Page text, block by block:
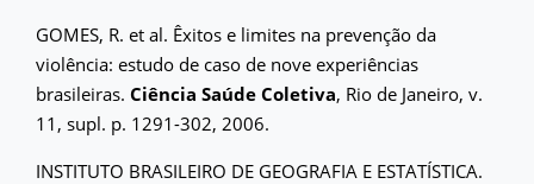
GOMES, R. et al. Êxitos e limites na prevenção da
violência: estudo de caso de nove experiências
brasileiras. Ciência Saúde Coletiva, Rio de Janeiro, v.
11, supl. p. 1291-302, 2006.
INSTITUTO BRASILEIRO DE GEOGRAFIA E ESTATÍSTICA.